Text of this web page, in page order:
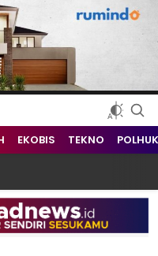
ini dari Indonesia dan Dunia
EKOBIS TEKNO